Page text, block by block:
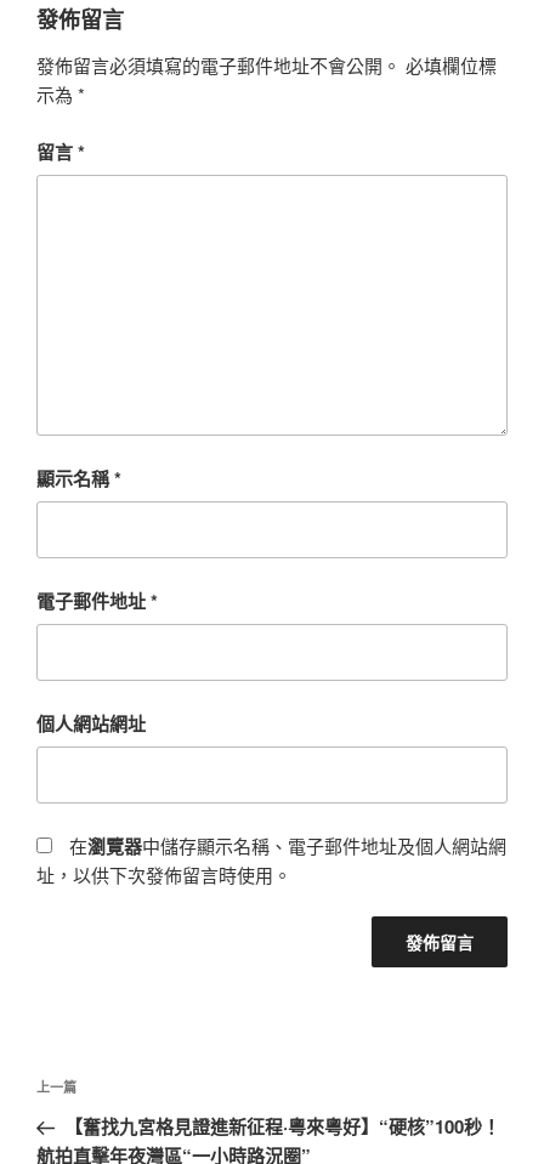
發佈留言
發佈留言必須填寫的電子郵件地址不會公開。 必填欄位標
示為 *
留言*
顯示名稱*
電子郵件地址*
個人網站網址
在瀏覽器中儲存顯示名稱、電子郵件地址及個人網站網
址，以供下次發佈留言時使用。
文
導
上
一
篇
上一篇
【奮找九宮格見證進新征程·粵來粵好】“硬核”100秒！
航拍直擊年夜灣區“一小時路況圈”